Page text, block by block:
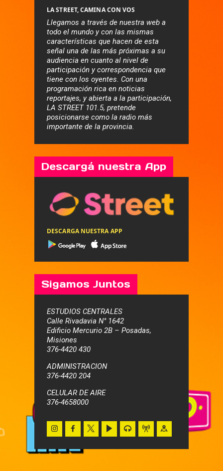
LA STREET, CAMINA CON VOS
Llegamos a través de nuestra web a
todo el mundo y con las mismas
características que hacen de esta
señal una de las más próximas a su
audiencia en cuanto al nivel de
participación y correspondencia que
tiene con los oyentes. Con una
programación rica en noticias
reportajes, y abierta a la participación,
LA STREET 101.5, pretende
posicionarse como la radio más
importante de la provincia.
Descargá nuestra App
DESCARGA NUESTRA APP
Sigamos Juntos
ESTUDIOS CENTRALES
Calle Rivadavia N° 1642
Edificio Mercurio 2B – Posadas,
Misiones
376-4420 430
ADMINISTRACION
376-4420 204
CELULAR DE AIRE
376-4658000